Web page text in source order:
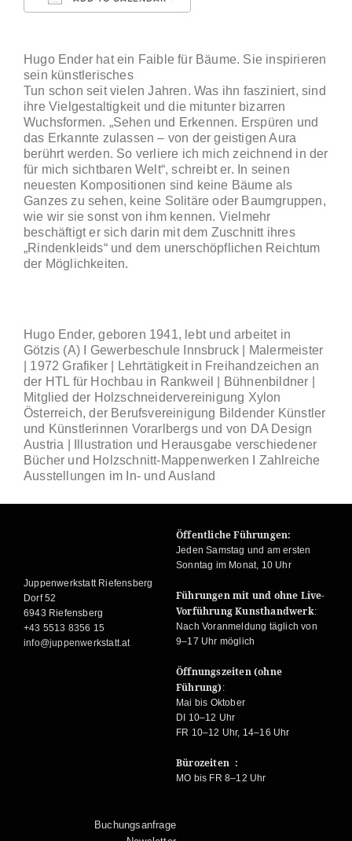
Hugo Ender hat ein Faible für Bäume. Sie inspirieren
sein künstlerisches
Tun schon seit vielen Jahren. Was ihn fasziniert, sind
ihre Vielgestaltigkeit und die mitunter bizarren
Wuchsformen. „Sehen und Erkennen. Erspüren und
das Erkannte zulassen – von der geistigen Aura
berührt werden. So verliere ich mich zeichnend in der
für mich sichtbaren Welt“, schreibt er. In seinen
neuesten Kompositionen sind keine Bäume als
Ganzes zu sehen, keine Solitäre oder Baumgruppen,
wie wir sie sonst von ihm kennen. Viel mehr
beschäftigt er sich darin mit dem Zuschnitt ihres
„Rindenkleids“ und dem unerschöpflichen Reichtum
der Möglichkeiten.
Hugo Ender, geboren 1941, lebt und arbeitet in
Götzis (A) I Gewerbeschule Innsbruck | Malermeister
| 1972 Grafiker | Lehrtätigkeit in Freihandzeichen an
der HTL für Hochbau in Rankweil | Bühnenbildner |
Mitglied der Holzschneidervereinigung Xylon
Österreich, der Berufsvereinigung Bildender Künstler
und Künstlerinnen Vorarlbergs und von DA Design
Austria | Illustration und Herausgabe verschiedener
Bücher und Holzschnitt-Mappenwerken I Zahlreiche
Ausstellungen im In- und Ausland
Juppenwerkstatt Riefensberg
Dorf 52
6943 Riefensberg
+43 5513 8356 15
info@juppenwerkstatt.at
Öffentliche Führungen:
Jeden Samstag und am ersten
Sonntag im Monat, 10 Uhr
Führungen mit und ohne Live-
Vorführung Kunsthandwerk:
Nach Voranmeldung täglich von
9–17 Uhr möglich
Öffnungszeiten (ohne
Führung) :
Mai bis Oktober
DI 10–12 Uhr
FR 10–12 Uhr, 14–16 Uhr
Bürozeiten :
MO bis FR 8–12 Uhr
Buchungsanfrage